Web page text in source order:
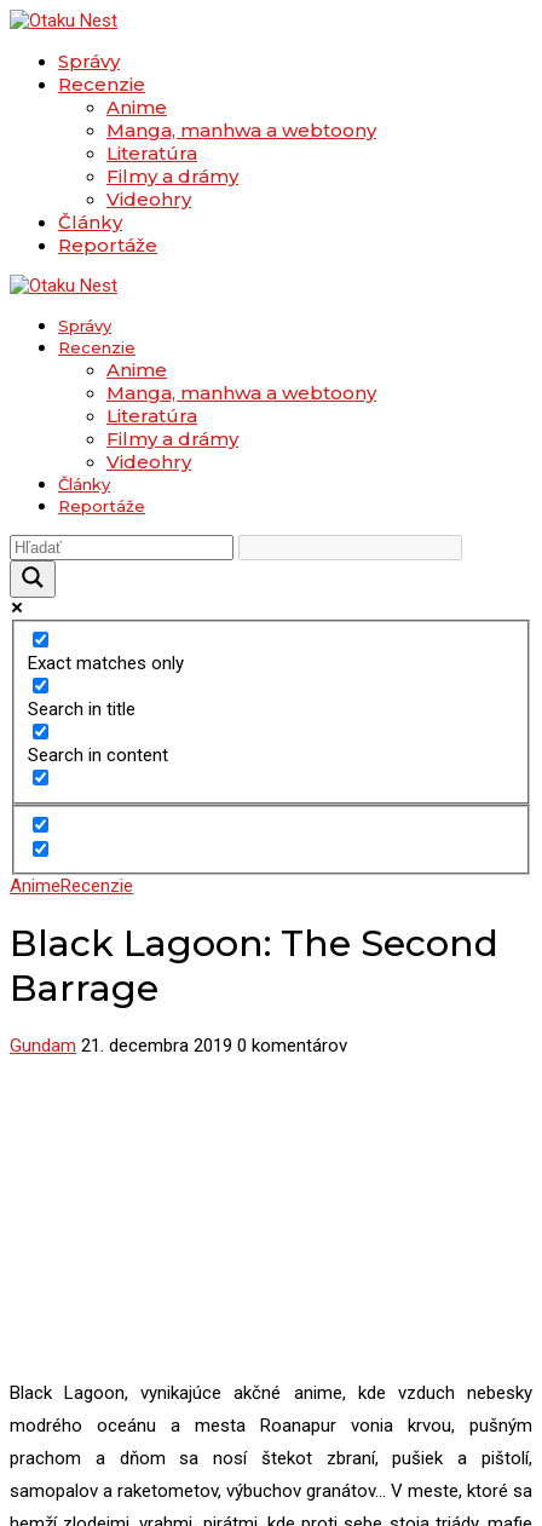
Správy
Recenzie
Anime
Manga, manhwa a webtoony
Literatúra
Filmy a drámy
Videohry
Články
Reportáže
Správy
Recenzie
Anime
Manga, manhwa a webtoony
Literatúra
Filmy a drámy
Videohry
Články
Reportáže
Exact matches only
Search in title
Search in content
AnimeRecenzie
Black Lagoon: The Second
Barrage
Gundam 21. decembra 2019 0 komentárov
Black Lagoon, vynikajúce akčné anime, kde vzduch nebesky
modrého oceánu a mesta Roanapur vonia krvou, pušným
prachom a dňom sa nosí štekot zbraní, pušiek a pištolí,
samopalov a raketometov, výbuchov granátov… V meste, ktoré sa